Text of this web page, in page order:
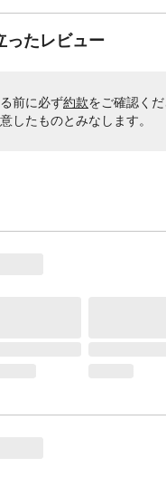
ったレビュー
前に必ず約款をご確認く
したものとみなします。